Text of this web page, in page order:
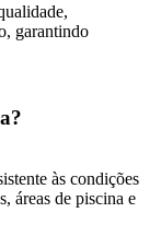
garantindo
às condições
áreas de piscina e